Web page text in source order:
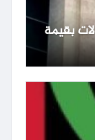
تداولات بقيمة